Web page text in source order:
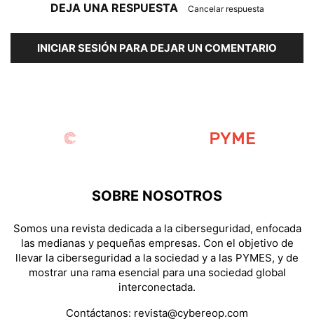
DEJA UNA RESPUESTA Cancelar respuesta
INICIAR SESIÓN PARA DEJAR UN COMENTARIO
SOBRE NOSOTROS
Somos una revista dedicada a la ciberseguridad, enfocada
las medianas y pequeñas empresas. Con el objetivo de
llevar la ciberseguridad a la sociedad y a las PYMES, y de
mostrar una rama esencial para una sociedad global
interconectada.
Contáctanos: revista@cybereop.com